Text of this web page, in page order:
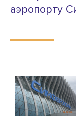
аэропорту